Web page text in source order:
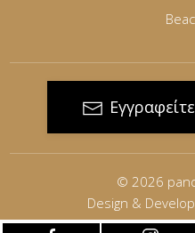
© 2026
Design &